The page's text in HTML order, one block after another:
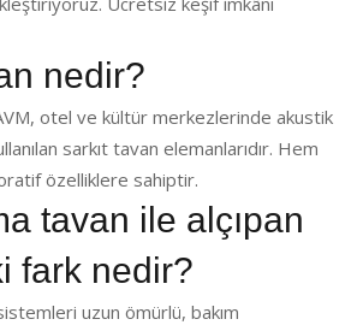
nedir?
otel ve kültür merkezlerinde akustik
sarkıt tavan elemanlarıdır. Hem
özelliklere sahiptir.
tavan ile alçıpan
fark nedir?
uzun ömürlü, bakım